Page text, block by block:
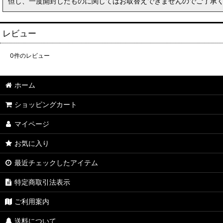
レビュー
0件のレビュー
ホーム
ショッピングカート
マイページ
お気に入り
最近チェックしたアイテム
特定商取引法表示
ご利用案内
送料について